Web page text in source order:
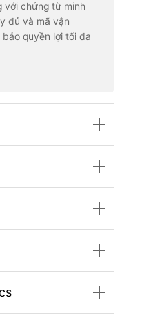
với chứng từ minh
đủ và mã vận
quyền lợi tối đa